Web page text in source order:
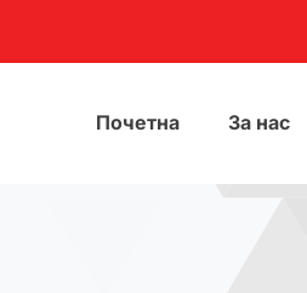
Почетна За нас